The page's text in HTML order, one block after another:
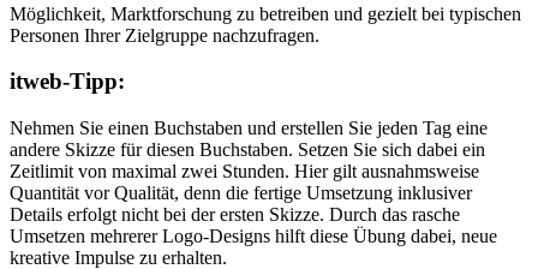
Möglichkeit, Marktforschung zu betreiben und gezielt bei typischen
Personen Ihrer Zielgruppe nachzufragen.
itweb-Tipp:
Nehmen Sie einen Buchstaben und erstellen Sie jeden Tag eine
andere Skizze für diesen Buchstaben. Setzen Sie sich dabei ein
Zeitlimit von maximal zwei Stunden. Hier gilt ausnahmsweise
Quantität vor Qualität, denn die fertige Umsetzung inklusiver
Details erfolgt nicht bei der ersten Skizze. Durch das rasche
Umsetzen mehrerer Logo-Designs hilft diese Übung dabei, neue
kreative Impulse zu erhalten.